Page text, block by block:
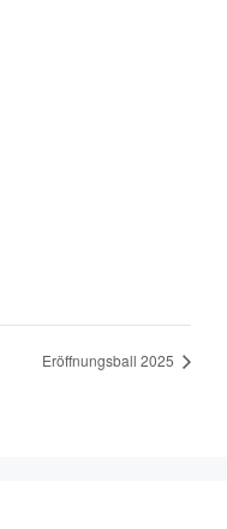
Eröffnungsball 2025